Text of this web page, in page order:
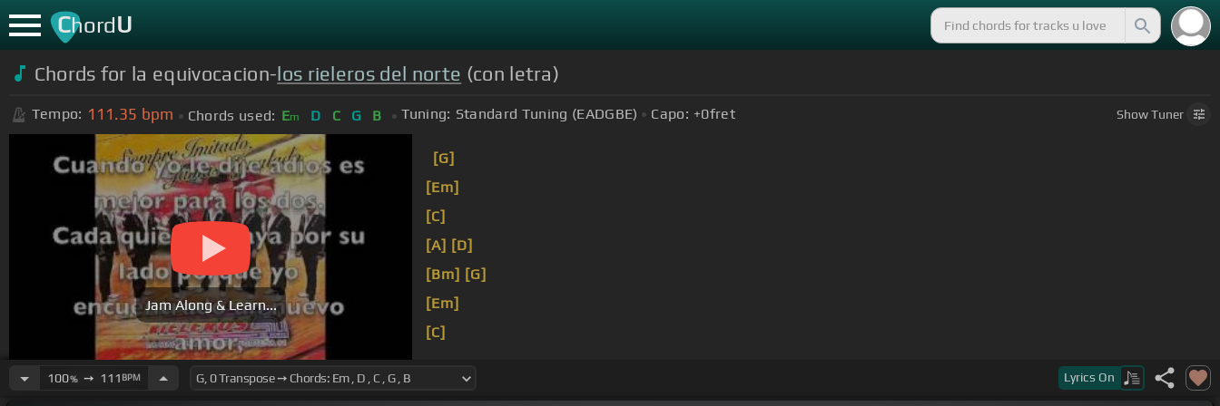
ChordU
Chords for la equivocacion-los rieleros del norte (con letra)
Tempo: 111.35 bpm Chords used: Em D C G B Tuning: Standard Tuning (EADGBE) Capo: +0fret ShowTuner
Jam Along & Learn...
[G]
[Em]
[C]
[A] [D]
[Bm] [G]
[Em]
[C]
100%➙ 111 BPM Lyrics On